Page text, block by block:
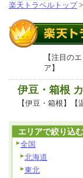
楽天トラベルトップ>
【注目のエ
ア】
伊豆・箱根
【伊豆・箱根】
エリアで絞り込む
全国
北海道
東北